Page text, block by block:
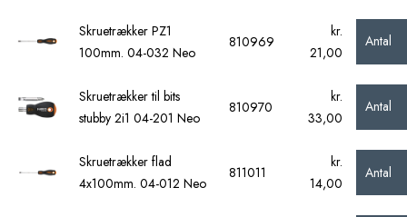
Skruetrækker PZ1
100mm. 04-032 Neo
810969
kr.
21,00
Antal
Skruetrækker til bits
stubby 2i1 04-201 Neo
810970
kr.
33,00
Antal
Skruetrækker flad
4x100mm. 04-012 Neo
811011
kr.
14,00
Antal